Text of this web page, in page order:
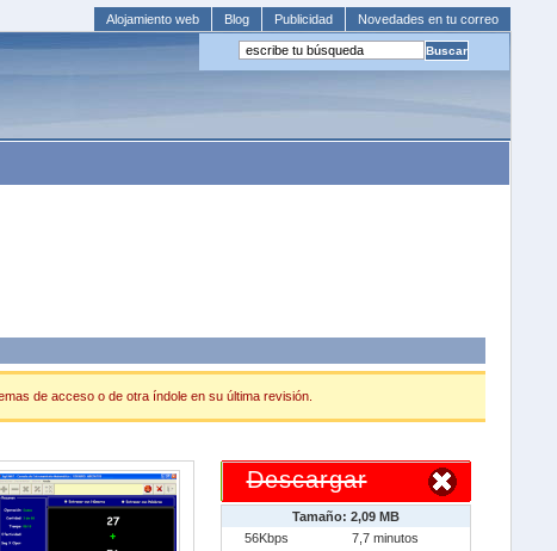
Alojamiento web Blog Publicidad Novedades en tu correo
de acceso o de otra índole en su última revisión.
Descargar
Tamaño: 2,09 MB
56Kbps
7,7 minutos